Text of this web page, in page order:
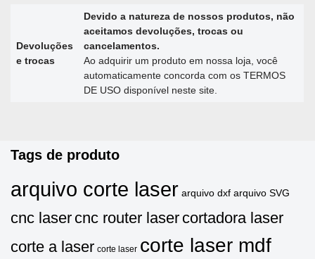
Devoluções
e trocas
Devido a natureza de nossos produtos, não
aceitamos devoluções, trocas ou
cancelamentos.
Ao adquirir um produto em nossa loja, você
automaticamente concorda com os TERMOS
DE USO disponível neste site.
Tags de produto
arquivo corte laser arquivo dxf arquivo SVG
cnc laser cnc router laser cortadora laser
corte a laser corte laser corte laser mdf